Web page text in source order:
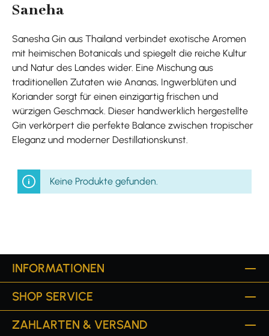
Saneha
Sanesha Gin aus Thailand verbindet exotische Aromen
mit heimischen Botanicals und spiegelt die reiche Kultur
und Natur des Landes wider. Eine Mischung aus
traditionellen Zutaten wie Ananas, Ingwerblüten und
Koriander sorgt für einen einzigartig frischen und
würzigen Geschmack. Dieser handwerklich hergestellte
Gin verkörpert die perfekte Balance zwischen tropischer
Eleganz und moderner Destillationskunst.
Keine Produkte gefunden.
INFORMATIONEN
SHOP SERVICE
ZAHLARTEN & VERSAND